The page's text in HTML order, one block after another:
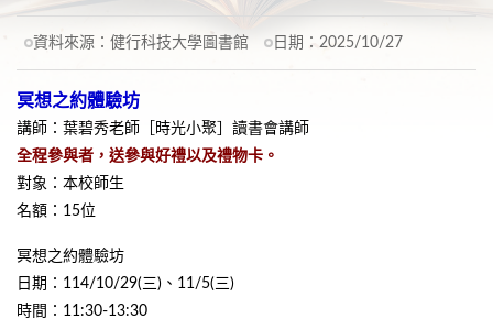
資料來源： 健行科技大學圖書館 日期： 2025/10/27
冥想之約體驗坊
講師：葉碧秀老師［時光小聚］讀書會講師
全程參與者，送參與好禮以及禮物卡。
對象：本校師生
名額：15位
冥想之約體驗坊
日期：114/10/29(三)、11/5(三)
時間：11:30-13:30